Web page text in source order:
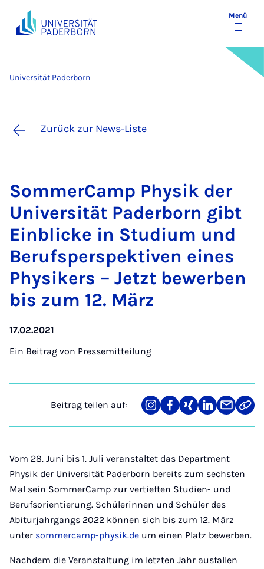
Menü
Universität Paderborn
Zurück zur News-Liste
Som­mer­Camp Phy­sik der
Uni­ver­si­tät Pa­der­born gibt
Ein­bli­cke in Stu­di­um und
Be­rufs­per­spek­ti­ven ei­nes
Phy­si­kers – Jetzt be­wer­ben
bis zum 12. März
17.02.2021
Ein Beitrag von Pressemitteilung
Beitrag teilen auf:
Teilen
auf
Teilen
auf
Teilen
auf
Teilen
auf
Teilen
über
Mail
Link
Vom 28. Juni bis 1. Juli veranstaltet das Department
Physik der Universität Paderborn bereits zum sechsten
Mal sein SommerCamp zur vertieften Studien- und
Berufsorientierung. Schülerinnen und Schüler des
Abiturjahrgangs 2022 können sich bis zum 12. März
unter sommercamp-physik.de um einen Platz bewerben.
Nachdem die Veranstaltung im letzten Jahr ausfallen